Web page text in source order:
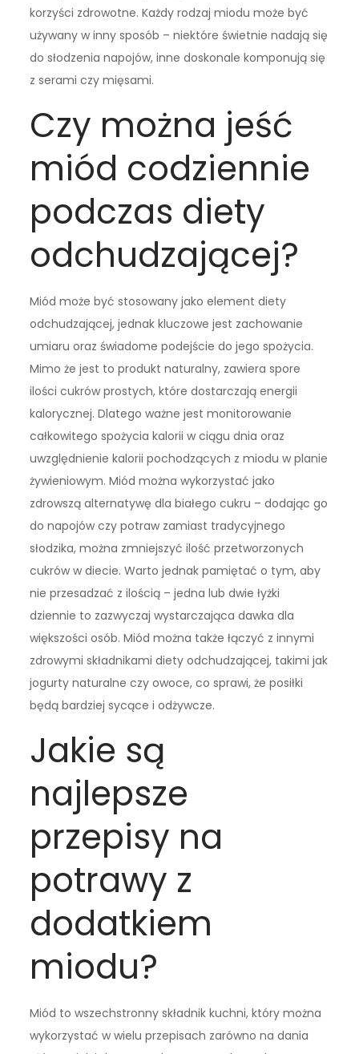
korzyści zdrowotne. Każdy rodzaj miodu może być
używany w inny sposób – niektóre świetnie nadają się
do słodzenia napojów, inne doskonale komponują się
z serami czy mięsami.
Czy można jeść
miód codziennie
podczas diety
odchudzającej?
Miód może być stosowany jako element diety
odchudzającej, jednak kluczowe jest zachowanie
umiaru oraz świadome podejście do jego spożycia.
Mimo że jest to produkt naturalny, zawiera spore
ilości cukrów prostych, które dostarczają energii
kalorycznej. Dlatego ważne jest monitorowanie
całkowitego spożycia kalorii w ciągu dnia oraz
uwzględnienie kalorii pochodzących z miodu w planie
żywieniowym. Miód można wykorzystać jako
zdrowszą alternatywę dla białego cukru – dodając go
do napojów czy potraw zamiast tradycyjnego
słodzika, można zmniejszyć ilość przetworzonych
cukrów w diecie. Warto jednak pamiętać o tym, aby
nie przesadzać z ilością – jedna lub dwie łyżki
dziennie to zazwyczaj wystarczająca dawka dla
większości osób. Miód można także łączyć z innymi
zdrowymi składnikami diety odchudzającej, takimi jak
jogurty naturalne czy owoce, co sprawi, że posiłki
będą bardziej sycące i odżywcze.
Jakie są
najlepsze
przepisy na
potrawy z
dodatkiem
miodu?
Miód to wszechstronny składnik kuchni, który można
wykorzystać w wielu przepisach zarówno na dania